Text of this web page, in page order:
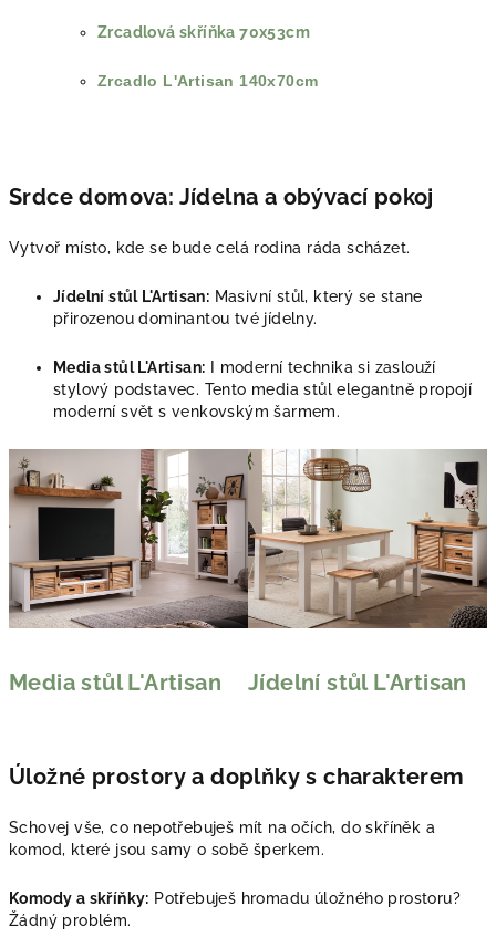
Zrcadlová skříňka 70x53cm
Zrcadlo L'Artisan 140x70cm
Srdce domova: Jídelna a obývací pokoj
Vytvoř místo, kde se bude celá rodina ráda scházet.
Jídelní stůl L'Artisan: Masivní stůl, který se stane
přirozenou dominantou tvé jídelny.
Media stůl L'Artisan: I moderní technika si zaslouží
stylový podstavec. Tento media stůl elegantně propojí
moderní svět s venkovským šarmem.
Media stůl L'Artisan Jídelní stůl L'Artisan
Úložné prostory a doplňky s charakterem
Schovej vše, co nepotřebuješ mít na očích, do skříněk a
komod, které jsou samy o sobě šperkem.
Komody a skříňky: Potřebuješ hromadu úložného prostoru?
Žádný problém.